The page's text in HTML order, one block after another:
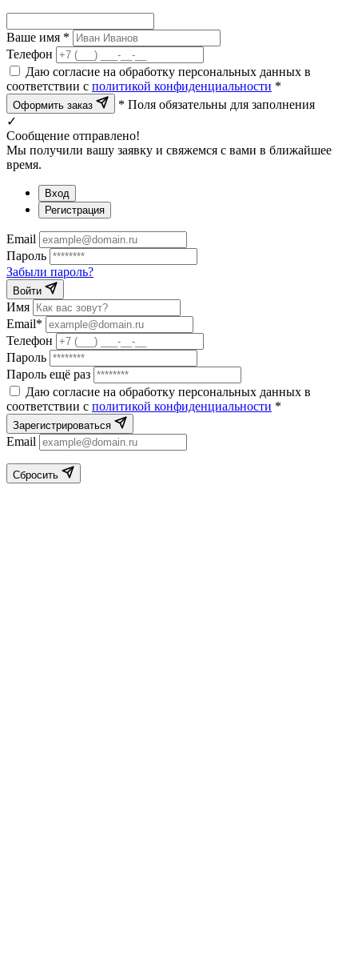
Ваше имя *
Телефон
Даю согласие на обработку персональных данных в
соответствии с политикой конфиденциальности *
Оформить заказ
* Поля обязательны для заполнения
✓
Сообщение отправлено!
Мы получили вашу заявку и свяжемся с вами в ближайшее
время.
Вход
Регистрация
Email
Пароль
Забыли пароль?
Войти
Имя
Email*
Телефон
Пароль
Пароль ещё раз
Даю согласие на обработку персональных данных в
соответствии с политикой конфиденциальности *
Зарегистрироваться
Email
Сбросить